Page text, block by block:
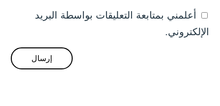
أعلمني بمتابعة التعليقات بواسطة البريد
الإلكتروني.